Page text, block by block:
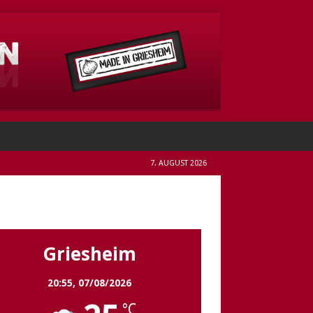
7. AUGUST 2026
Griesheim
20:55, 07/08/2026
°C